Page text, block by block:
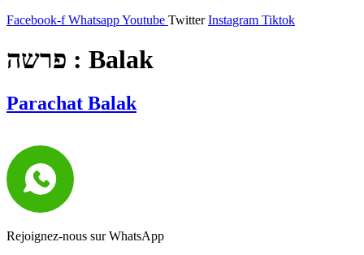
Facebook-f WhatsappYoutube Twitter Instagram Tiktok
פרשה : Balak
Parachat Balak
Rejoignez-nous sur WhatsApp